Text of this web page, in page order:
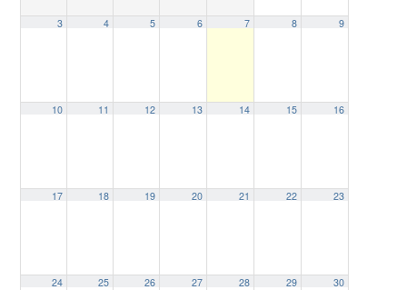
3 4 5 6 7 8 9
10 11 12 13 14 15 16
17 18 19 20 21 22 23
24 25 26 27 28 29 30